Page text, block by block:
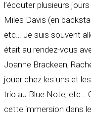
l’écouter plusieurs
Miles Davis (en
etc… Je suis souvent
était au rendez-vous
Joanne Brackeen,
jouer chez les uns et
trio au Blue Note, etc…
cette immersion dans